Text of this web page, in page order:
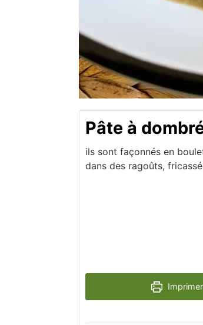
Pâte à
ils sont façonnés en
dans des ragoûts,